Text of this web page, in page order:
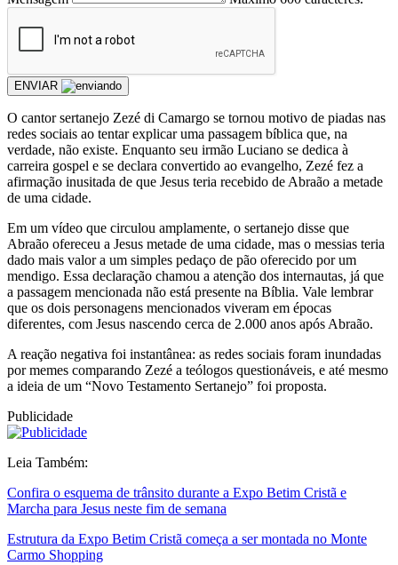
ENVIAR
O cantor sertanejo Zezé di Camargo se tornou motivo de piadas nas
redes sociais ao tentar explicar uma passagem bíblica que, na
verdade, não existe. Enquanto seu irmão Luciano se dedica à
carreira gospel e se declara convertido ao evangelho, Zezé fez a
afirmação inusitada de que Jesus teria recebido de Abraão a metade
de uma cidade.
Em um vídeo que circulou amplamente, o sertanejo disse que
Abraão ofereceu a Jesus metade de uma cidade, mas o messias teria
dado mais valor a um simples pedaço de pão oferecido por um
mendigo. Essa declaração chamou a atenção dos internautas, já que
a passagem mencionada não está presente na Bíblia. Vale lembrar
que os dois personagens mencionados viveram em épocas
diferentes, com Jesus nascendo cerca de 2.000 anos após Abraão.
A reação negativa foi instantânea: as redes sociais foram inundadas
por memes comparando Zezé a teólogos questionáveis, e até mesmo
a ideia de um “Novo Testamento Sertanejo” foi proposta.
Publicidade
Leia Também:
Confira o esquema de trânsito durante a Expo Betim Cristã e
Marcha para Jesus neste fim de semana
Estrutura da Expo Betim Cristã começa a ser montada no Monte
Carmo Shopping